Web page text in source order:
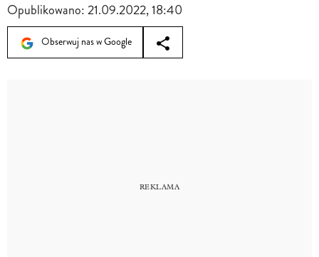
Opublikowano:21.09.2022, 18:40
Obserwuj nas w Google